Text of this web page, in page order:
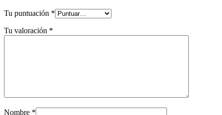
Tu puntuación *
Tu valoración *
Nombre *